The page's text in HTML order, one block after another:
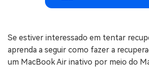
Se estiver interessado em tentar
aprenda a seguir como fazer a
um MacBook Air inativo por meio do